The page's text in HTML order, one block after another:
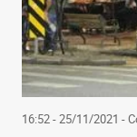
16:52 - 25/11/2021 -